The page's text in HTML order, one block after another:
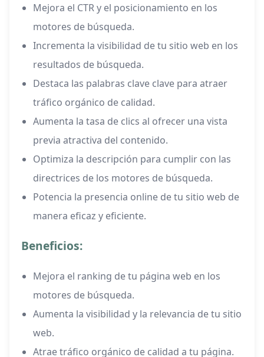
Mejora el CTR y el posicionamiento en los
motores de búsqueda.
Incrementa la visibilidad de tu sitio web en los
resultados de búsqueda.
Destaca las palabras clave clave para atraer
tráfico orgánico de calidad.
Aumenta la tasa de clics al ofrecer una vista
previa atractiva del contenido.
Optimiza la descripción para cumplir con las
directrices de los motores de búsqueda.
Potencia la presencia online de tu sitio web de
manera eficaz y eficiente.
Beneficios:
Mejora el ranking de tu página web en los
motores de búsqueda.
Aumenta la visibilidad y la relevancia de tu sitio
web.
Atrae tráfico orgánico de calidad a tu página.